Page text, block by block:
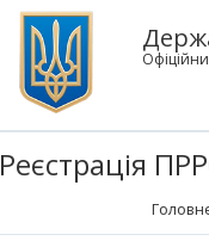
Реєстрація